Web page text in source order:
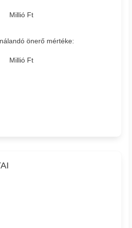
Millió Ft
önerő mértéke:
Millió Ft